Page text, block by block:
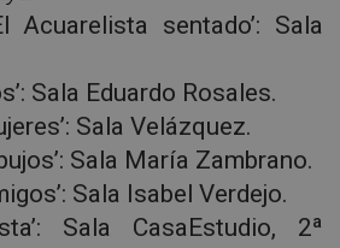
Acuarelista sentado’: Sala
Sala Eduardo Rosales.
Sala Velázquez.
Sala María Zambrano.
Sala Isabel Verdejo.
Sala CasaEstudio, 2ª